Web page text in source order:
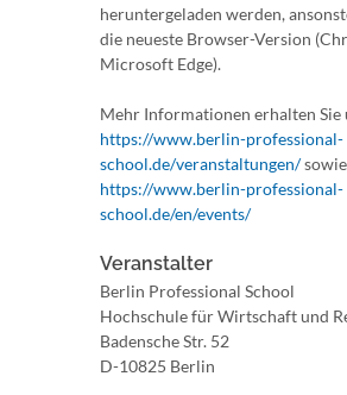
heruntergeladen werden,
die neueste Browser-Version
Microsoft Edge).
Mehr Informationen erhalten Sie
https://www.berlin-professional-
school.de/veranstaltungen/
https://www.berlin-professional-
school.de/en/events/
Veranstalter
Berlin Professional School
Hochschule für Wirtschaft und
Badensche Str. 52
D-10825 Berlin